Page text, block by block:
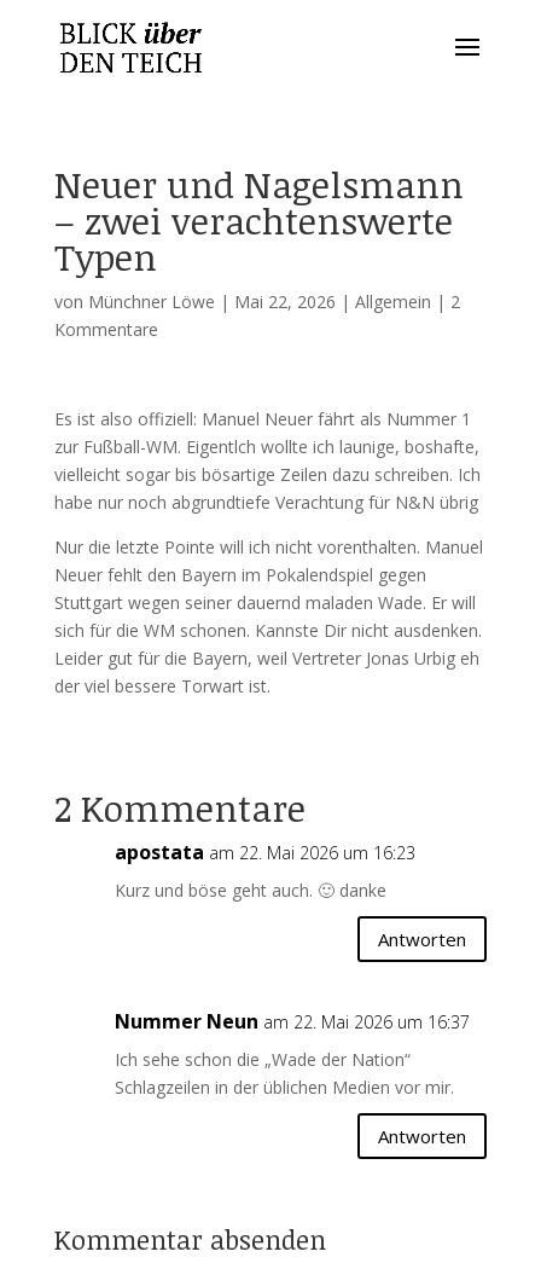
Neuer und Nagelsmann
– zwei verachtenswerte
Typen
von Münchner Löwe | Mai 22, 2026 | Allgemein | 2
Kommentare
Es ist also offiziell: Manuel Neuer fährt als Nummer 1
zur Fußball-WM. Eigentlch wollte ich launige, boshafte,
vielleicht sogar bis bösartige Zeilen dazu schreiben. Ich
habe nur noch abgrundtiefe Verachtung für N&N übrig
Nur die letzte Pointe will ich nicht vorenthalten. Manuel
Neuer fehlt den Bayern im Pokalendspiel gegen
Stuttgart wegen seiner dauernd maladen Wade. Er will
sich für die WM schonen. Kannste Dir nicht ausdenken.
Leider gut für die Bayern, weil Vertreter Jonas Urbig eh
der viel bessere Torwart ist.
2 Kommentare
apostata am 22. Mai 2026 um 16:23
Kurz und böse geht auch. 🙂 danke
Antworten
Nummer Neun am 22. Mai 2026 um 16:37
Ich sehe schon die „Wade der Nation“
Schlagzeilen in der üblichen Medien vor mir.
Antworten
Kommentar absenden